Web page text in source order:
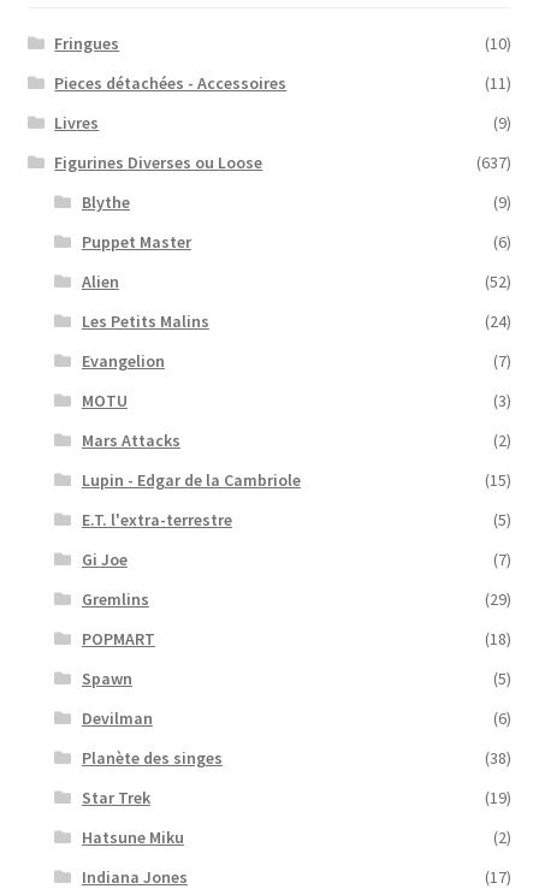
Fringues
(10)
Pieces détachées - Accessoires
(11)
Livres
(9)
Figurines Diverses ou Loose
(637)
Blythe
(9)
Puppet Master
(6)
Alien
(52)
Les Petits Malins
(24)
Evangelion
(7)
MOTU
(3)
Mars Attacks
(2)
Lupin - Edgar de la Cambriole
(15)
E.T. l'extra-terrestre
(5)
Gi Joe
(7)
Gremlins
(29)
POPMART
(18)
Spawn
(5)
Devilman
(6)
Planète des singes
(38)
Star Trek
(19)
Hatsune Miku
(2)
Indiana Jones
(17)